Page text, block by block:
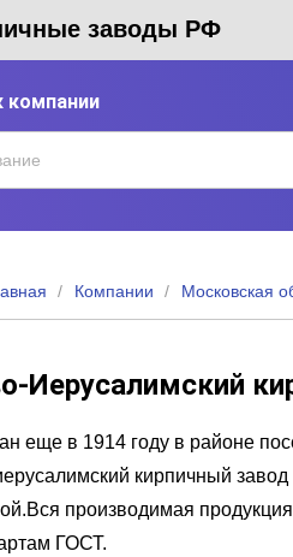
заводы РФ
компании
Компании Московская
Иерусалимский
еще в 1914 году в районе
кирпичный завод
производимая
ГОСТ.